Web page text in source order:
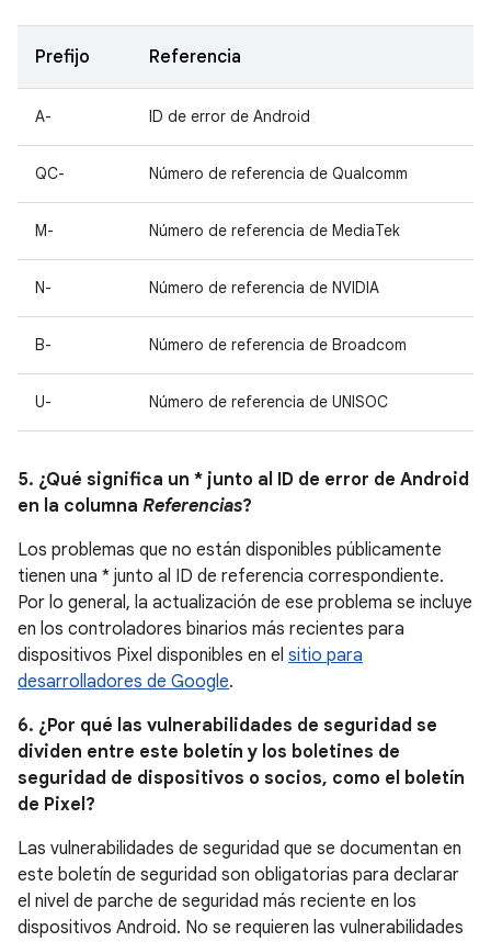
Prefijo Referencia
A- ID de error de Android
QC- Número de referencia de Qualcomm
M- Número de referencia de MediaTek
N- Número de referencia de NVIDIA
B- Número de referencia de Broadcom
U- Número de referencia de UNISOC
5. ¿Qué significa un * junto al ID de error de Android
en la columna Referencias?
Los problemas que no están disponibles públicamente
tienen una * junto al ID de referencia correspondiente.
Por lo general, la actualización de ese problema se incluye
en los controladores binarios más recientes para
dispositivos Pixel disponibles en el sitio para
desarrolladores de Google.
6. ¿Por qué las vulnerabilidades de seguridad se
dividen entre este boletín y los boletines de
seguridad de dispositivos o socios, como el boletín
de Pixel?
Las vulnerabilidades de seguridad que se documentan en
este boletín de seguridad son obligatorias para declarar
el nivel de parche de seguridad más reciente en los
dispositivos Android. No se requieren las vulnerabilidades